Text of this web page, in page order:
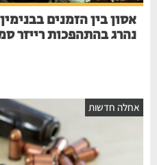
נהרג בהתהפכות רייזר
אחלה חדשות